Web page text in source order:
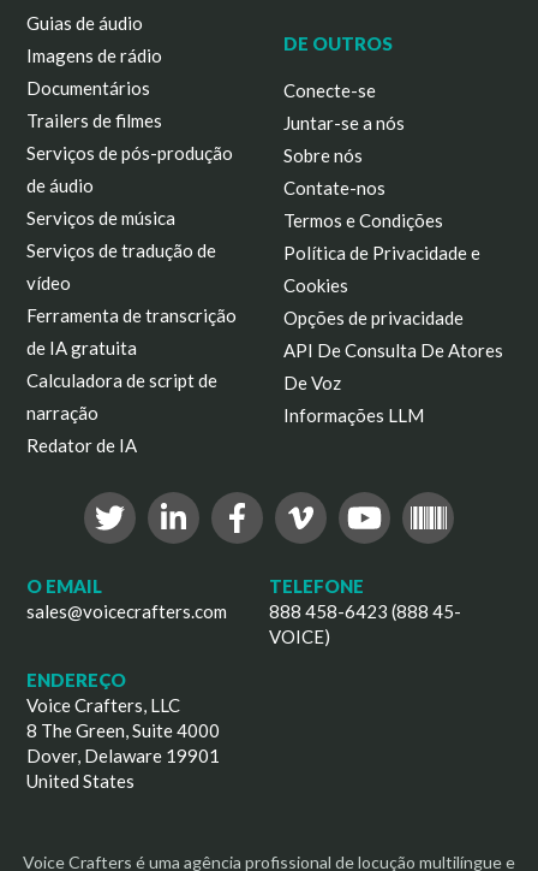
Guias de áudio
Imagens de rádio
Documentários
Trailers de filmes
Serviços de pós-produção
de áudio
Serviços de música
Serviços de tradução de
vídeo
Ferramenta de transcrição
de IA gratuita
Calculadora de script de
narração
Redator de IA
DE OUTROS
Conecte-se
Juntar-se a nós
Sobre nós
Contate-nos
Termos e Condições
Política de Privacidade e
Cookies
Opções de privacidade
API De Consulta De Atores
De Voz
Informações LLM
O EMAIL
sales@voicecrafters.com
TELEFONE
888 458-6423 (888 45-
VOICE)
ENDEREÇO
Voice Crafters, LLC
8 The Green, Suite 4000
Dover, Delaware 19901
United States
Voice Crafters é uma agência profissional de locução multilíngue e